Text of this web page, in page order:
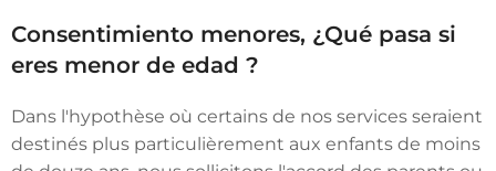
Consentimiento menores, ¿Qué pasa si
eres menor de edad ?
Dans l'hypothèse où certains de nos services seraient
destinés plus particulièrement aux enfants de moins